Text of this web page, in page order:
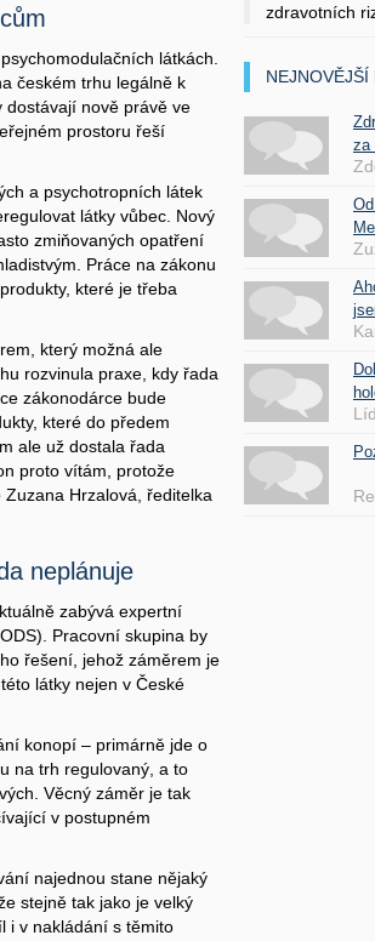
látkách.
českém trhu legálně k
dostávají nově právě ve
prostoru řeší
a psychotropních látek
látky vůbec. Nový
zmiňovaných opatření
Práce na zákonu
které je třeba
který možná ale
rozvinula praxe, kdy řada
zákonodárce bude
které do předem
ale už dostala řada
proto vítám, protože
Hrzalová, ředitelka
neplánuje
zabývá expertní
Pracovní skupina by
řešení, jehož záměrem je
látky nejen v České
konopí – primárně jde o
na trh regulovaný, a to
Věcný záměr je tak
v postupném
najednou stane nějaký
stejně tak jako je velký
i v nakládání s těmito
zdravotních riz
za